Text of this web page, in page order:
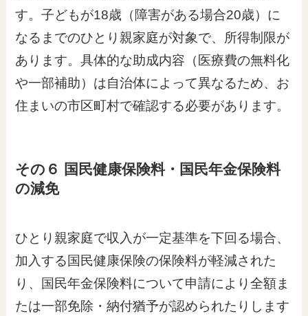
す。子どもが18歳（障害がある場合20歳）に
なるまでのひとり親家庭が対象で、所得制限が
あります。具体的な助成内容（医療費の無料化
や一部補助）は自治体によって異なるため、お
住まいの市区町村で確認する必要があります。
その６ 国民健康保険料・国民年金保険料
の減免
ひとり親家庭で収入が一定基準を下回る場合、
加入する国民健康保険の保険料が軽減された
り、国民年金保険料について申請により全額ま
たは一部免除・納付猶予が認められたりします